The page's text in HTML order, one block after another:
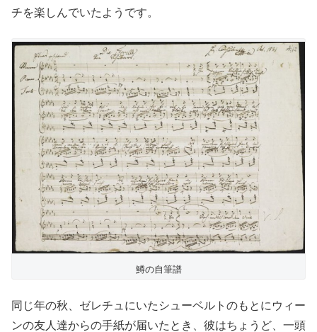
チを楽しんでいたようです。
鱒の自筆譜
同じ年の秋、ゼレチュにいたシューベルトのもとにウィー
ンの友人達からの手紙が届いたとき、彼はちょうど、一頭